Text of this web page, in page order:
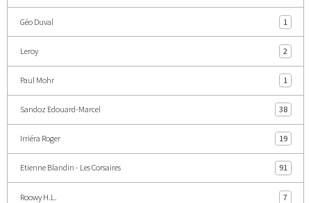
Géo Duval 1
Leroy 2
Paul Mohr 1
Sandoz Edouard-Marcel 38
Irriéra Roger 19
Etienne Blandin - Les Corsaires 91
Roowy H.L. 7